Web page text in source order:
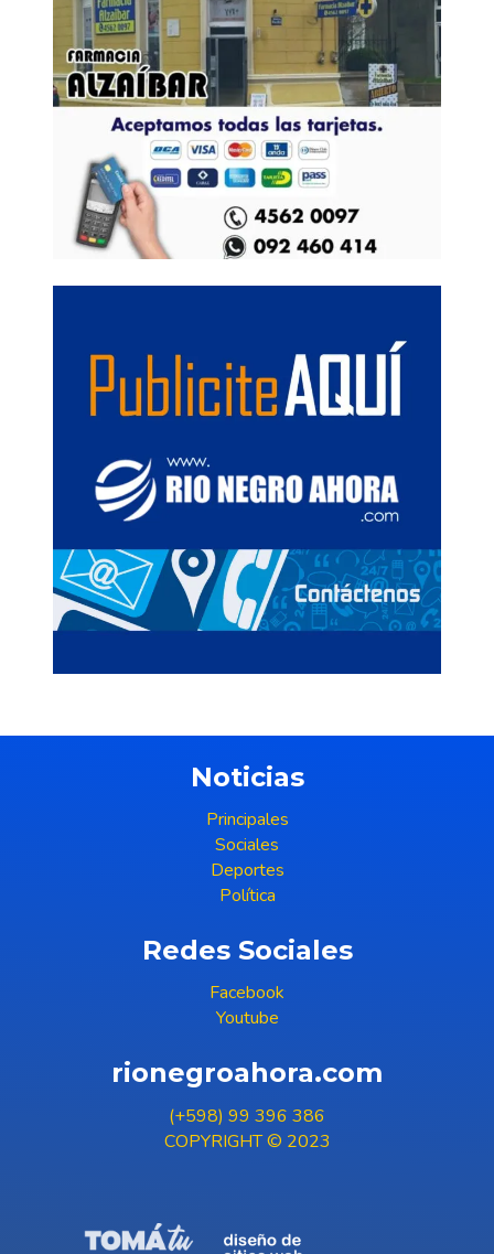
Noticias
Principales
Sociales
Deportes
Política
Redes Sociales
Facebook
Youtube
rionegroahora.com
(+598) 99 396 386
COPYRIGHT © 2023